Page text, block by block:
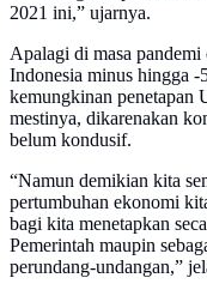
2021 ini,” ujarnya.
Apalagi di masa
Indonesia minus hingga -
kemungkinan penetapan
mestinya, dikarenakan
belum kondusif.
“Namun demikian kita
pertumbuhan ekonomi
bagi kita menetapkan
Pemerintah maupin
perundang-undangan,”